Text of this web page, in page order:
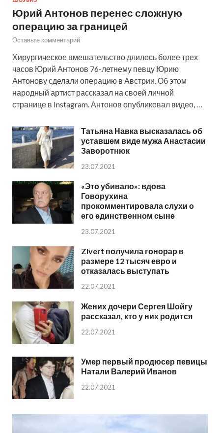
Юрий Антонов перенес сложную
операцию за границей
Оставьте комментарий
Хирургическое вмешательство длилось более трех
часов Юрий Антонов 76-летнему певцу Юрию
Антонову сделали операцию в Австрии. Об этом
народный артист рассказал на своей личной
странице в Instagram. Антонов опубликовал видео, …
Татьяна Навка высказалась об
уставшем виде мужа Анастасии
Заворотнюк
23.07.2021
«Это убивало»: вдова
Говорухина
прокомментировала слухи о
его единственном сыне
23.07.2021
Zivert получила гонорар в
размере 12 тысяч евро и
отказалась выступать
22.07.2021
Жених дочери Сергея Шойгу
рассказал, кто у них родится
22.07.2021
Умер первый продюсер певицы
Натали Валерий Иванов
22.07.2021